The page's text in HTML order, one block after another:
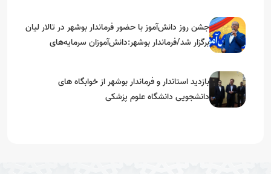
جشن روز دانش‌آموز با حضور فرماندار بوشهر در تالار لیان
برگزار شد/فرماندار بوشهر:دانش‌آموزان سرمایه‌های
بازدید استاندار و فرماندار بوشهر از خوابگاه های
دانشجویی دانشگاه علوم پزشکی